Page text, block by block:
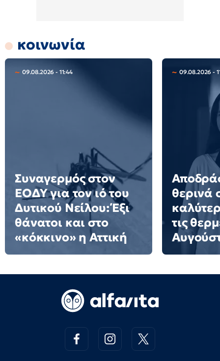
κοινωνία
09.08.2026 - 11:44
Συναγερμός στον
ΕΟΔΥ για τον ιό του
Δυτικού Νείλου: Έξι
θάνατοι και στο
«κόκκινο» η Αττική
09.08.2026 -
θερινά
τις